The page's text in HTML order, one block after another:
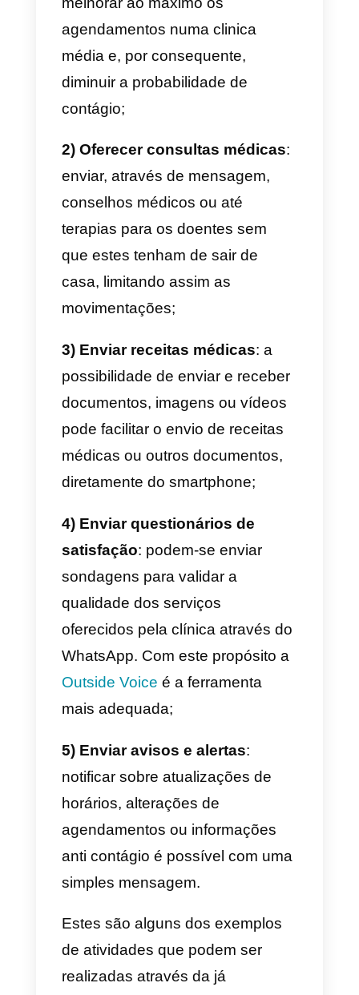
Com o WhatsApp é possível
interagir de forma eficaz com
os doentesque pretendem
responder aos seus pedidos em
tempo real, sem grandes
obstáculos de comunicação.
Para compreender a utilidade de
uma plataforma como o
basta pensar que a Organização
Mundial de Saúde (OMS) abriu,
em março de 2020, a sua própria
conta.
Como o WhatsApp pode
ser usado nas clínicas
Uma clínica médica pode usar o
WhatsApp de variadas maneiras,
por exemplo:
melhorar ao máximo os
agendamentos numa clinica
média e, por consequente,
diminuir a probabilidade de
contágio;
2) Oferecer consultas médicas